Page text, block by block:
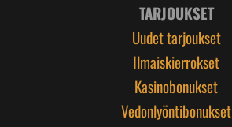
TARJOUKSET
Uudet tarjoukset
Ilmaiskierrokset
Kasinobonukset
Vedonlyöntibonukset